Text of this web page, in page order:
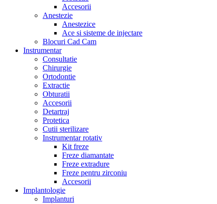
Accesorii
Anestezie
Anestezice
Ace si sisteme de injectare
Blocuri Cad Cam
Instrumentar
Consultatie
Chirurgie
Ortodontie
Extractie
Obturatii
Accesorii
Detartraj
Protetica
Cutii sterilizare
Instrumentar rotativ
Kit freze
Freze diamantate
Freze extradure
Freze pentru zirconiu
Accesorii
Implantologie
Implanturi